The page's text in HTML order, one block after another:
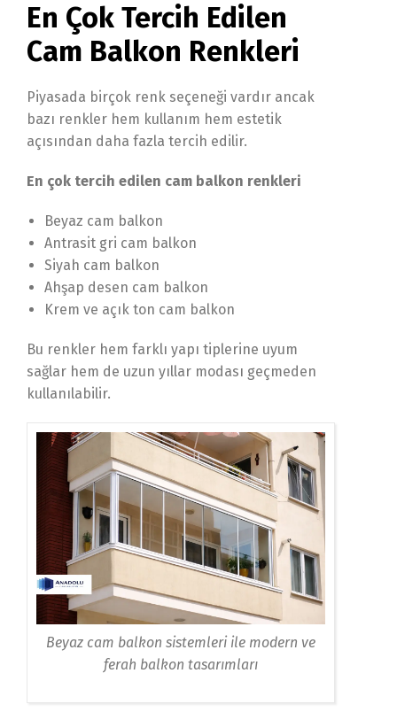
En Çok Tercih Edilen
Cam Balkon Renkleri
Piyasada birçok renk seçeneği vardır ancak
bazı renkler hem kullanım hem estetik
açısından daha fazla tercih edilir.
En çok tercih edilen cam balkon renkleri
Beyaz cam balkon
Antrasit gri cam balkon
Siyah cam balkon
Ahşap desen cam balkon
Krem ve açık ton cam balkon
Bu renkler hem farklı yapı tiplerine uyum
sağlar hem de uzun yıllar modası geçmeden
kullanılabilir.
Beyaz cam balkon sistemleri ile modern ve
ferah balkon tasarımları